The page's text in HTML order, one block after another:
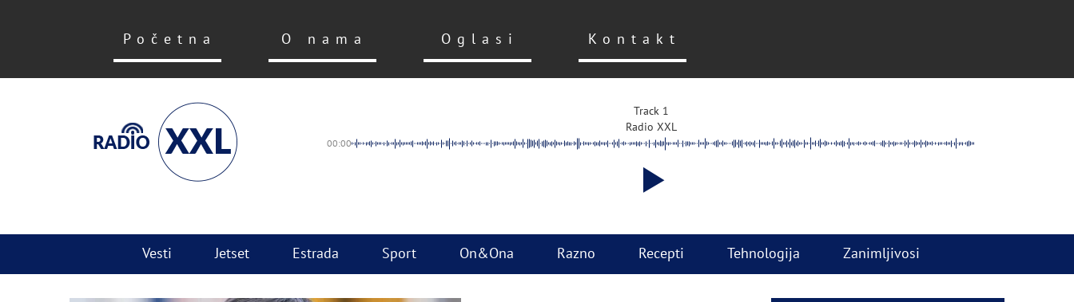
Početna O nama Oglasi Kontakt
Track 1
Radio XXL
00:00
Vesti Jetset Estrada Sport On&Ona Razno Recepti Tehnologija Zanimljivosi